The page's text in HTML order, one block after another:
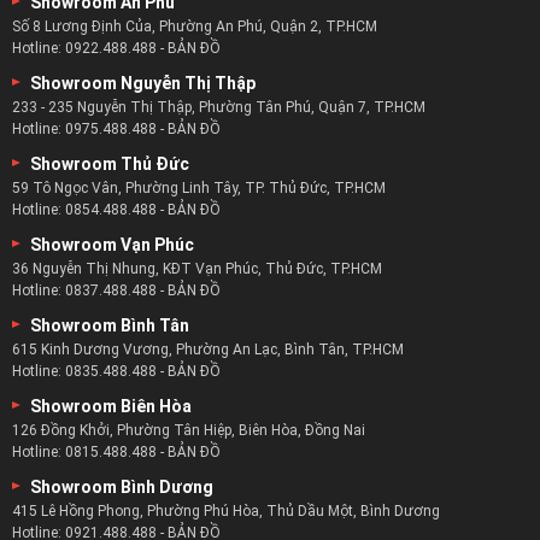
Số 8 Lương Định Của, Phường An Phú, Quận 2, TP.HCM
Hotline: 0922.488.488 - BẢN ĐỒ
Showroom Nguyễn Thị Thập
233 - 235 Nguyễn Thị Thập, Phường Tân Phú, Quận 7, TP.HCM
Hotline: 0975.488.488 - BẢN ĐỒ
Showroom Thủ Đức
59 Tô Ngọc Vân, Phường Linh Tây, TP. Thủ Đức, TP.HCM
Hotline: 0854.488.488 - BẢN ĐỒ
Showroom Vạn Phúc
36 Nguyễn Thị Nhung, KĐT Vạn Phúc, Thủ Đức, TP.HCM
Hotline: 0837.488.488 - BẢN ĐỒ
Showroom Bình Tân
615 Kinh Dương Vương, Phường An Lạc, Bình Tân, TP.HCM
Hotline: 0835.488.488 - BẢN ĐỒ
Showroom Biên Hòa
126 Đồng Khởi, Phường Tân Hiệp, Biên Hòa, Đồng Nai
Hotline: 0815.488.488 - BẢN ĐỒ
Showroom Bình Dương
415 Lê Hồng Phong, Phường Phú Hòa, Thủ Dầu Một, Bình Dương
Hotline: 0921.488.488 - BẢN ĐỒ